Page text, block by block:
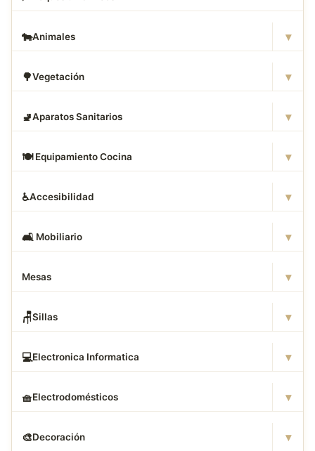
🐄Animales ▾
🌳Vegetación ▾
🚽Aparatos Sanitarios ▾
🍽️ Equipamiento Cocina ▾
♿Accesibilidad ▾
🛋 ️ Mobiliario ▾
Mesas ▾
🪑Sillas ▾
💻Electronica Informatica ▾
🧺Electrodomésticos ▾
🎨Decoración ▾